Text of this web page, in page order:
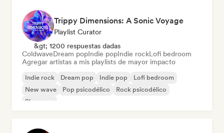
Trippy Dimensions: A Sonic Voyage
Playlist Curator
&gt; 1200 respuestas dadas
ColdwaveDream popIndie popIndie rockLofi bedroom
Agregar artistas a mis playlists de mayor impacto
Indie rock Dream pop Indie pop
Lofi bedroom
New wave
Pop psicodélico
Rock psicodélico
Shoegaze